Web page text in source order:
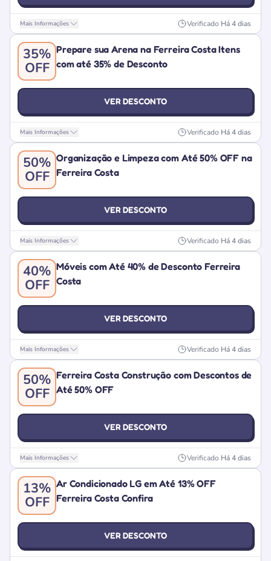
Mais Informações Verificado Há 4 dias
35%
OFF
Prepare sua Arena na Ferreira Costa Itens
com até 35% de Desconto
VER DESCONTO
Mais Informações Verificado Há 4 dias
50%
OFF
Organização e Limpeza com Até 50% OFF na
Ferreira Costa
VER DESCONTO
Mais Informações Verificado Há 4 dias
40%
OFF
Móveis com Até 40% de Desconto Ferreira
Costa
VER DESCONTO
Mais Informações Verificado Há 4 dias
50%
OFF
Ferreira Costa Construção com Descontos de
Até 50% OFF
VER DESCONTO
Mais Informações Verificado Há 4 dias
13%
OFF
Ar Condicionado LG em Até 13% OFF
Ferreira Costa Confira
VER DESCONTO